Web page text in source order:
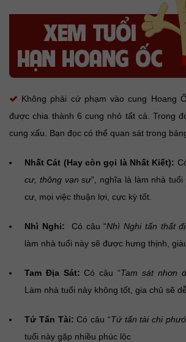
Không phải cứ phạm vào cung Hoang
được chia thành 6 cung nhỏ tất cả. Trong
cung xấu. Bạn đọc có thể quan sát trong
Nhất Cát (Hay còn gọi là Nhất Kiết):
cư, thông vạn sự”, nghĩa là làm nhà
cư, mọi việc thuận lợi, cực kỳ tốt.
Nhì Nghi: Có câu “Nhì Nghi tấn thất
làm nhà tuổi này sẽ được hưng thịnh,
Tam Địa Sát: Có câu “Tam sát nhơn
Làm nhà tuổi này không tốt, gia chủ sẽ
Tứ Tấn Tài: Có câu “Tứ tấn tài chi
tuổi này gặp nhiều phúc lộc